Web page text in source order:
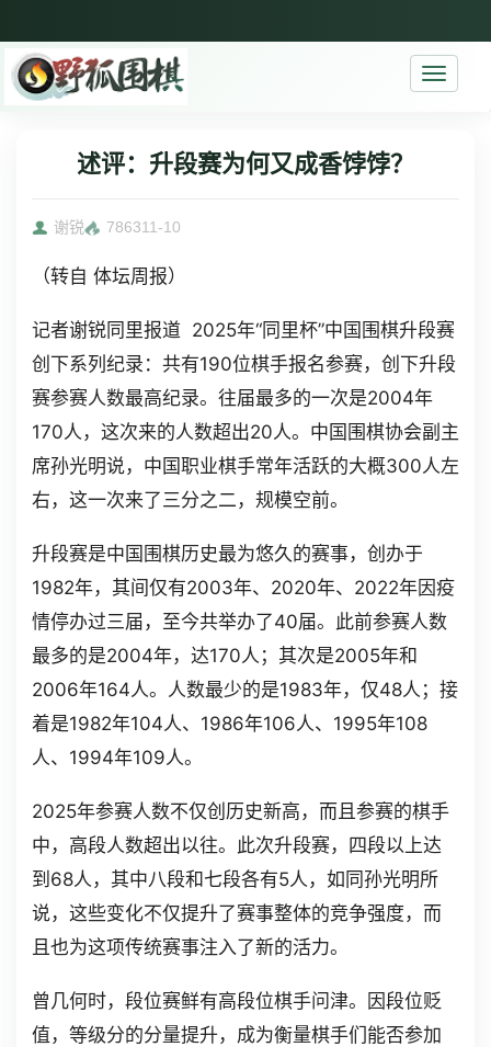
Toggle
述评：升段赛为何又成香饽饽？
谢锐 786311-10
（转自 体坛周报）
记者谢锐同里报道 2025年“同里杯”中国围棋升段赛
创下系列纪录：共有190位棋手报名参赛，创下升段
赛参赛人数最高纪录。往届最多的一次是2004年
170人，这次来的人数超出20人。中国围棋协会副主
席孙光明说，中国职业棋手常年活跃的大概300人左
右，这一次来了三分之二，规模空前。
升段赛是中国围棋历史最为悠久的赛事，创办于
1982年，其间仅有2003年、2020年、2022年因疫
情停办过三届，至今共举办了40届。此前参赛人数
最多的是2004年，达170人；其次是2005年和
2006年164人。人数最少的是1983年，仅48人；接
着是1982年104人、1986年106人、1995年108
人、1994年109人。
2025年参赛人数不仅创历史新高，而且参赛的棋手
中，高段人数超出以往。此次升段赛，四段以上达
到68人，其中八段和七段各有5人，如同孙光明所
说，这些变化不仅提升了赛事整体的竞争强度，而
且也为这项传统赛事注入了新的活力。
曾几何时，段位赛鲜有高段位棋手问津。因段位贬
值，等级分的分量提升，成为衡量棋手们能否参加